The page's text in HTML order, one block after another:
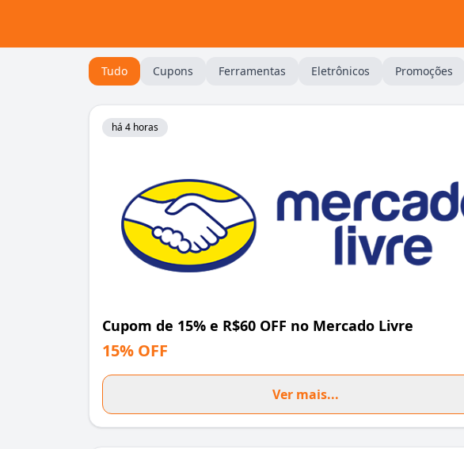
Tudo Cupons Ferramentas Eletrônicos Promoções
há 4 horas
Cupom de 15% e R$60 OFF no Mercado Livre
15% OFF
Ver mais...